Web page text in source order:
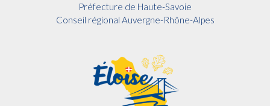
Préfecture de Haute-Savoie
Conseil régional Auvergne-Rhône-Alpes